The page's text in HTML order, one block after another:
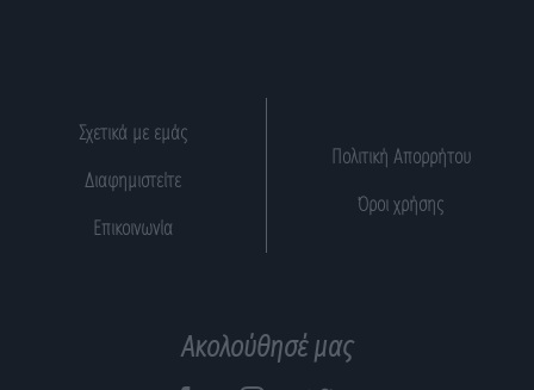
Σχετικά με εμάς
Διαφημιστείτε
Επικοινωνία
Πολιτική Απορρήτου
Όροι χρήσης
Ακολούθησέ μας